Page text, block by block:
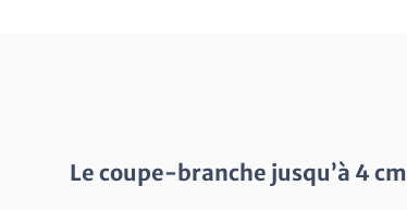
Le coupe-branche jusqu’à 4 cm